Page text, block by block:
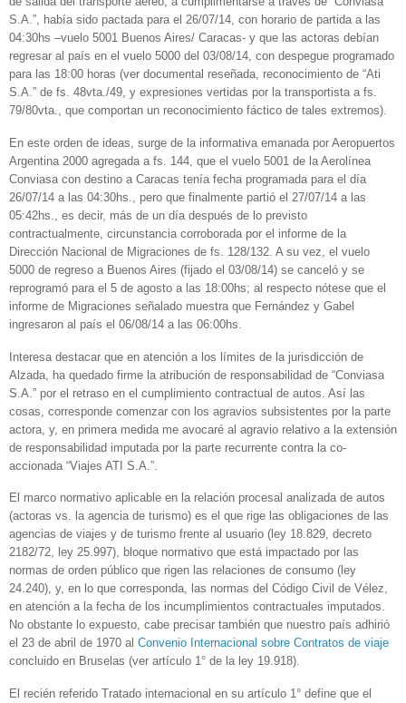
S.A.”, había sido pactada para el 26/07/14, con horario de partida a las
04:30hs –vuelo 5001 Buenos Aires/ Caracas- y que las actoras debían
regresar al país en el vuelo 5000 del 03/08/14, con despegue programado
para las 18:00 horas (ver documental reseñada, reconocimiento de “Ati
S.A.” de fs. 48vta./49, y expresiones vertidas por la transportista a fs.
79/80vta., que comportan un reconocimiento fáctico de tales extremos).
En este orden de ideas, surge de la informativa emanada por Aeropuertos
Argentina 2000 agregada a fs. 144, que el vuelo 5001 de la Aerolínea
Conviasa con destino a Caracas tenía fecha programada para el día
26/07/14 a las 04:30hs., pero que finalmente partió el 27/07/14 a las
05:42hs., es decir, más de un día después de lo previsto
contractualmente, circunstancia corroborada por el informe de la
Dirección Nacional de Migraciones de fs. 128/132. A su vez, el vuelo
5000 de regreso a Buenos Aires (fijado el 03/08/14) se canceló y se
reprogramó para el 5 de agosto a las 18:00hs; al respecto nótese que el
informe de Migraciones señalado muestra que Fernández y Gabel
ingresaron al país el 06/08/14 a las 06:00hs.
Interesa destacar que en atención a los límites de la jurisdicción de
Alzada, ha quedado firme la atribución de responsabilidad de “Conviasa
S.A.” por el retraso en el cumplimiento contractual de autos. Así las
cosas, corresponde comenzar con los agravios subsistentes por la parte
actora, y, en primera medida me avocaré al agravio relativo a la extensión
de responsabilidad imputada por la parte recurrente contra la co-
accionada “Viajes ATI S.A.”.
El marco normativo aplicable en la relación procesal analizada de autos
(actoras vs. la agencia de turismo) es el que rige las obligaciones de las
agencias de viajes y de turismo frente al usuario (ley 18.829, decreto
2182/72, ley 25.997), bloque normativo que está impactado por las
normas de orden público que rigen las relaciones de consumo (ley
24.240), y, en lo que corresponda, las normas del Código Civil de Vélez,
en atención a la fecha de los incumplimientos contractuales imputados.
No obstante lo expuesto, cabe precisar también que nuestro país adhirió
el 23 de abril de 1970 al Convenio Internacional sobre Contratos de viaje
concluido en Bruselas (ver artículo 1° de la ley 19.918).
El recién referido Tratado internacional en su artículo 1° define que el